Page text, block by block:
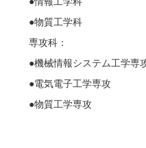
●物質工学科
専攻科：
●機械情報システム工学専
●電気電子工学専攻
●物質工学専攻